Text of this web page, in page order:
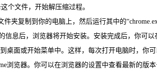
个文件，开始解压缩过程。
夹复制到你的电脑上，然后运行其中的
息后，浏览器将开始安装。安装完成后，你可以
面或开始菜单中。这样，每次打开电脑时，你
览器。你可以在浏览器的设置中查看最新的版